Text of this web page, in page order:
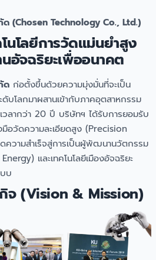
ด (Chosen Technology Co., Ltd.)
นโลยีการวัดแม่นยำสูง
อัจฉริยะเพื่ออนาคต
ด ก่อตั้งขึ้นด้วยความมุ่งมั่นที่จะเป็น
ดับโลกมาผสานเข้ากับภาคอุตสาหกรรม
วลากว่า 20 ปี บริษัทฯ ได้รับการยอมรับ
มือวัดความละเอียดสูง (Precision
วามสำเร็จสู่การเป็นผู้พัฒนานวัตกรรม
และเทคโนโลยีเมืองอัจฉริยะ
บ
จ (Vision & Mission)